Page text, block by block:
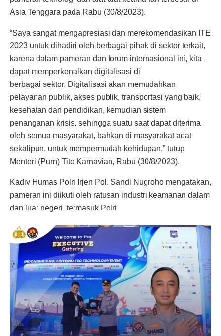
Asia Tenggara pada Rabu (30/8/2023).
“Saya sangat mengapresiasi dan merekomendasikan ITE
2023 untuk dihadiri oleh berbagai pihak di sektor terkait,
karena dalam pameran dan forum internasional ini, kita
dapat memperkenalkan digitalisasi di
berbagai sektor. Digitalisasi akan memudahkan
pelayanan publik, akses publik, transportasi yang baik,
kesehatan dan pendidikan, kemudian sistem
penanganan krisis, sehingga suatu saat dapat diterima
oleh semua masyarakat, bahkan di masyarakat adat
sekalipun, untuk mempermudah kehidupan,” tutup
Menteri (Purn) Tito Karnavian, Rabu (30/8/2023).
Kadiv Humas Polri Irjen Pol. Sandi Nugroho mengatakan,
pameran ini diikuti oleh ratusan industri keamanan dalam
dan luar negeri, termasuk Polri.